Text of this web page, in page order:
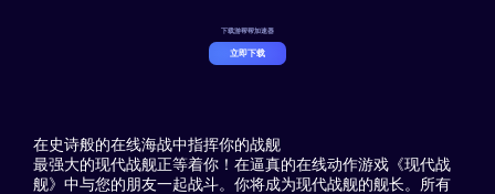
下载游帮帮加速器
立即下载
在史诗般的在线海战中指挥你的战舰
最强大的现代战舰正等着你！在逼真的在线动作游戏《现代战
舰》中与您的朋友一起战斗。你将成为现代战舰的舰长。所有